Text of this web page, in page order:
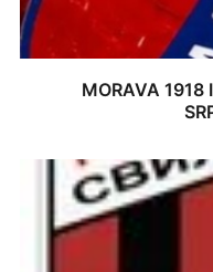
MORAVA 1918